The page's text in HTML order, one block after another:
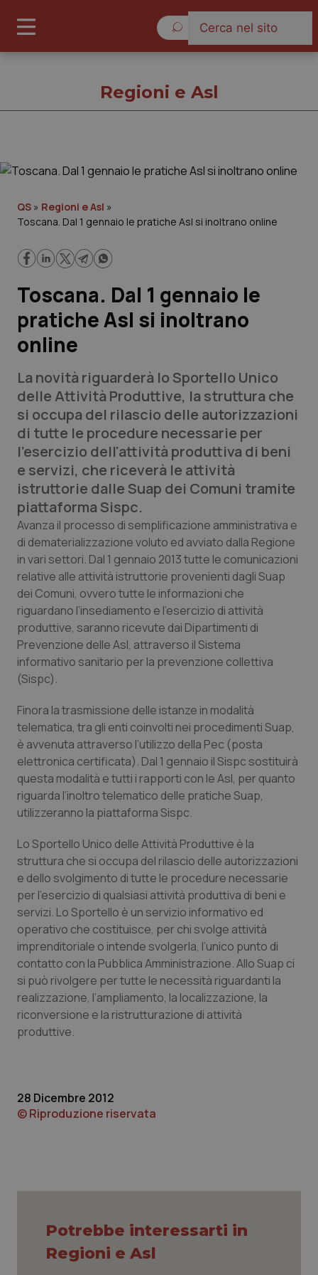
Cronache
Lavoro e Professioni
Scienza e Farmaci
Studi e Analisi
Lettere al direttore
Edizioni Regionali
QS Pro
Professionisti Sanitari.AI
Abruzzo
Basilicata
Calabria
Campania
Emilia-Romagna
Friuli Venezia Giulia
Lazio
Lombardia
Marche
Molise
Piemonte
Provincia Autonoma di Bolzano
Puglia
Umbria
QS Pro Gold
Artrite & artrosi
Asma & BPCO
Car-T
Colesterolo & coronaropatie
Dermatite Atopica
Diabete & glucometri
Dolore
Donna & Salute
Epatiti
HIV
Infezioni & Febbre
Malattie rare
Oftalmologia
QS Club Newsletter
Regioni e Asl
QS » Regioni e Asl »
Toscana. Dal 1 gennaio le pratiche Asl si inoltrano online
Toscana. Dal 1 gennaio le
pratiche Asl si inoltrano
online
La novità riguarderà loSportello Unico
delle Attività Produttive, la struttura che
si occupa del rilascio delle autorizzazioni
di tutte le procedure necessarie per
l’esercizio dell'attività produttiva di beni
e servizi, che riceverà le attività
istruttorie dalle Suap dei Comuni tramite
piattaforma Sispc.
Avanza il processo di semplificazione amministrativa e
di dematerializzazione voluto ed avviato dalla Regione
in vari settori. Dal 1 gennaio 2013 tutte le comunicazioni
relative alle attività istruttorie provenienti dagli Suap
dei Comuni, ovvero tutte le informazioni che
riguardano l’insediamento e l’esercizio di attività
produttive, saranno ricevute dai Dipartimenti di
Prevenzione delle Asl, attraverso il Sistema
informativo sanitario per la prevenzione collettiva
(Sispc).
Finora la trasmissione delle istanze in modalità
telematica, tra gli enti coinvolti nei procedimenti Suap,
è avvenuta attraverso l’utilizzo della Pec (posta
elettronica certificata). Dal 1 gennaio il Sispc sostituirà
questa modalità e tutti i rapporti con le Asl, per quanto
riguarda l’inoltro telematico delle pratiche Suap,
utilizzeranno la piattaforma Sispc.
Lo Sportello Unico delle Attività Produttive è la
struttura che si occupa del rilascio delle autorizzazioni
e dello svolgimento di tutte le procedure necessarie
per l’esercizio di qualsiasi attività produttiva di beni e
servizi. Lo Sportello è un servizio informativo ed
operativo che costituisce, per chi svolge attività
imprenditoriale o intende svolgerla, l’unico punto di
contatto con la Pubblica Amministrazione. Allo Suap ci
si può rivolgere per tutte le necessità riguardanti la
realizzazione, l’ampliamento, la localizzazione, la
riconversione e la ristrutturazione di attività
produttive.
28 Dicembre 2012
© Riproduzione riservata
Potrebbe interessarti in
Regioni e Asl